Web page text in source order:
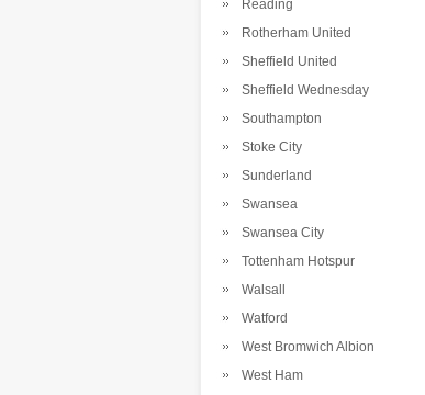
Reading
Rotherham United
Sheffield United
Sheffield Wednesday
Southampton
Stoke City
Sunderland
Swansea
Swansea City
Tottenham Hotspur
Walsall
Watford
West Bromwich Albion
West Ham